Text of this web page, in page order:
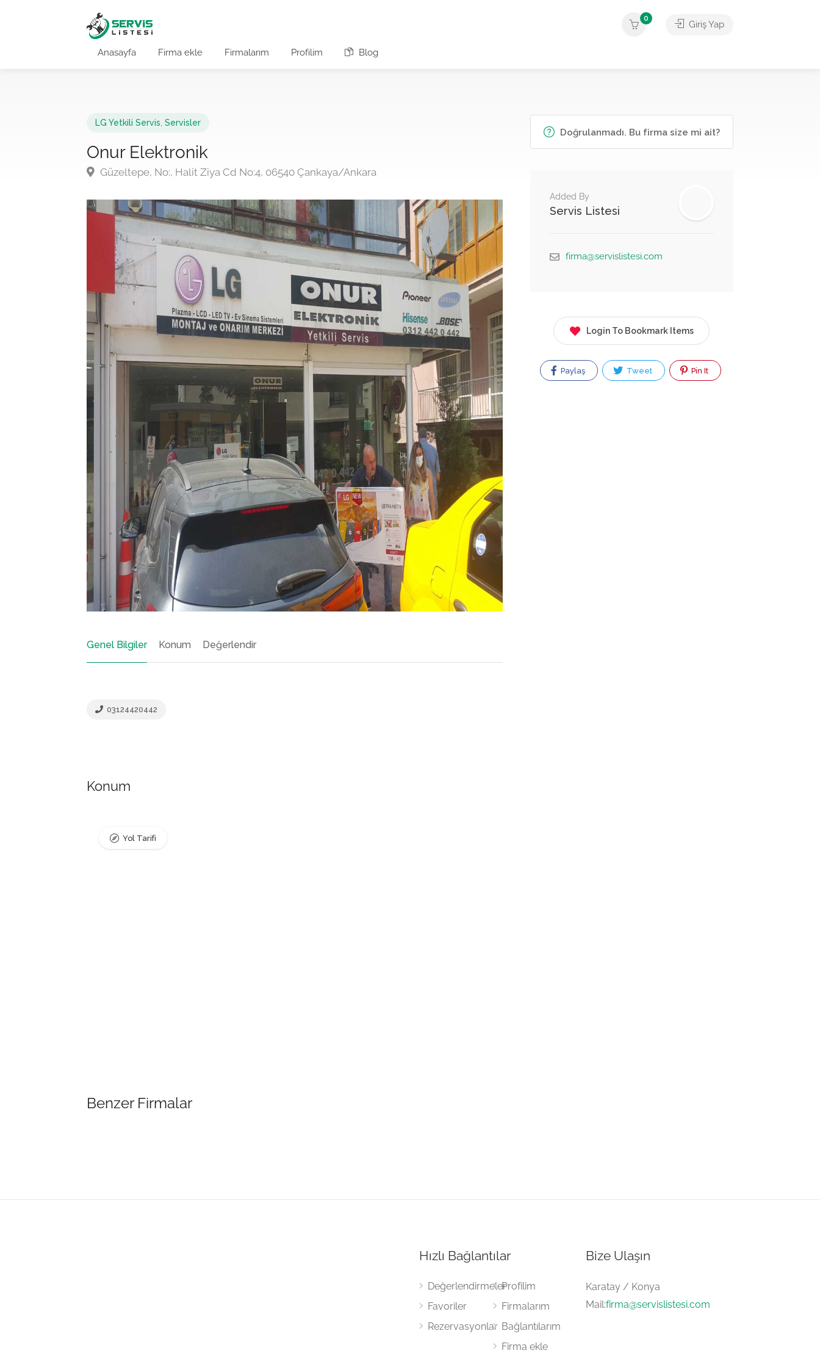
Anasayfa Firma ekle Firmalarım Profilim Blog
0
Giriş Yap
LG Yetkili Servis Servisler
Onur Elektronik
Güzeltepe, No:, Halit Ziya Cd No:4, 06540 Çankaya/Ankara
Genel Bilgiler Konum Değerlendir
03124420442
Konum
Yol Tarifi
Benzer Firmalar
Doğrulanmadı. Bu firma size mi ait?
Added By
Servis Listesi
firma@servislistesi.com
Login To Bookmark Items
Paylaş Tweet Pin It
Hızlı Bağlantılar
Değerlendirmeler
Favoriler
Rezervasyonlar
Profilim
Firmalarım
Bağlantılarım
Firma ekle
Bize Ulaşın
Karatay / Konya
Mail:firma@servislistesi.com